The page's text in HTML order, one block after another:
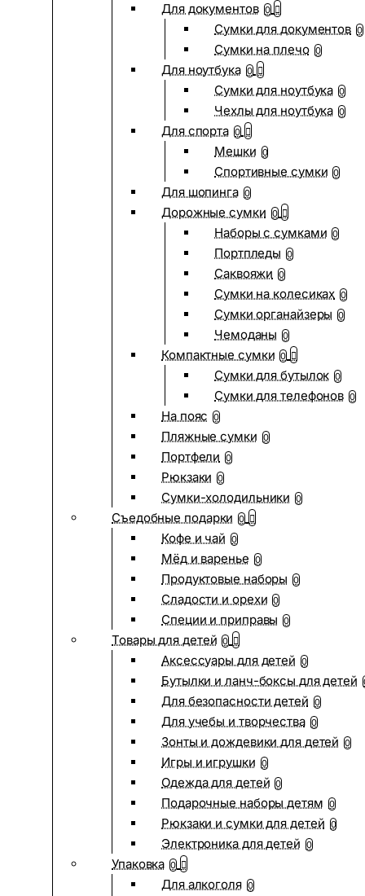
Для документов 0
Сумки для документов 0
Сумки на плечо 0
Для ноутбука 0
Сумки для ноутбука 0
Чехлы для ноутбука 0
Для спорта 0
Мешки 0
Спортивные сумки 0
Для шопинга 0
Дорожные сумки 0
Наборы с сумками 0
Портпледы 0
Саквояжи 0
Сумки на колесиках 0
Сумки органайзеры 0
Чемоданы 0
Компактные сумки 0
Сумки для бутылок 0
Сумки для телефонов 0
На пояс 0
Пляжные сумки 0
Портфели 0
Рюкзаки 0
Сумки-холодильники 0
Съедобные подарки 0
Кофе и чай 0
Мёд и варенье 0
Продуктовые наборы 0
Сладости и орехи 0
Специи и приправы 0
Товары для детей 0
Аксессуары для детей 0
Бутылки и ланч-боксы для детей
Для безопасности детей 0
Для учебы и творчества 0
Зонты и дождевики для детей 0
Игры и игрушки 0
Одежда для детей 0
Подарочные наборы детям 0
Рюкзаки и сумки для детей 0
Электроника для детей 0
Упаковка 0
Для алкоголя 0